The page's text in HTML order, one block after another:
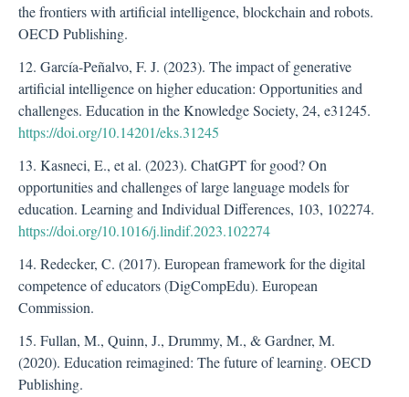
the frontiers with artificial intelligence, blockchain and robots.
OECD Publishing.
12. García-Peñalvo, F. J. (2023). The impact of generative
artificial intelligence on higher education: Opportunities and
challenges. Education in the Knowledge Society, 24, e31245.
https://doi.org/10.14201/eks.31245
13. Kasneci, E., et al. (2023). ChatGPT for good? On
opportunities and challenges of large language models for
education. Learning and Individual Differences, 103, 102274.
https://doi.org/10.1016/j.lindif.2023.102274
14. Redecker, C. (2017). European framework for the digital
competence of educators (DigCompEdu). European
Commission.
15. Fullan, M., Quinn, J., Drummy, M., & Gardner, M.
(2020). Education reimagined: The future of learning. OECD
Publishing.